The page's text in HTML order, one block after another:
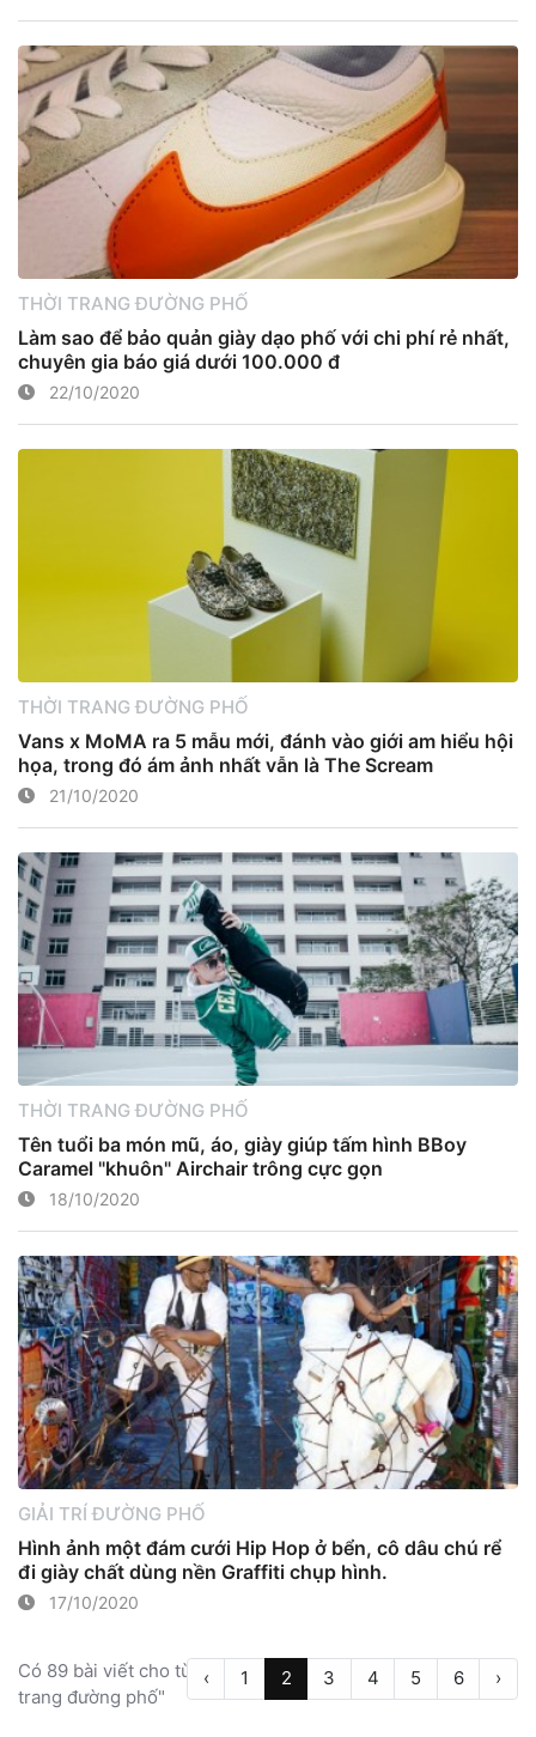
THỜI TRANG ĐƯỜNG PHỐ
Làm sao để bảo quản giày dạo phố với chi phí rẻ nhất,
chuyên gia báo giá dưới 100.000 đ
22/10/2020
THỜI TRANG ĐƯỜNG PHỐ
Vans x MoMA ra 5 mẫu mới, đánh vào giới am hiểu hội
họa, trong đó ám ảnh nhất vẫn là The Scream
21/10/2020
THỜI TRANG ĐƯỜNG PHỐ
Tên tuổi ba món mũ, áo, giày giúp tấm hình BBoy
Caramel "khuôn" Airchair trông cực gọn
18/10/2020
GIẢI TRÍ ĐƯỜNG PHỐ
Hình ảnh một đám cưới Hip Hop ở bển, cô dâu chú rể
đi giày chất dùng nền Graffiti chụp hình.
17/10/2020
Có 89 bài viết cho từ khóa "thời
trang đường phố"
‹ 1 2 3 4 5 6 ›